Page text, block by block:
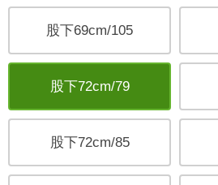
股下69cm/105
股下72cm/79
股下72cm/85